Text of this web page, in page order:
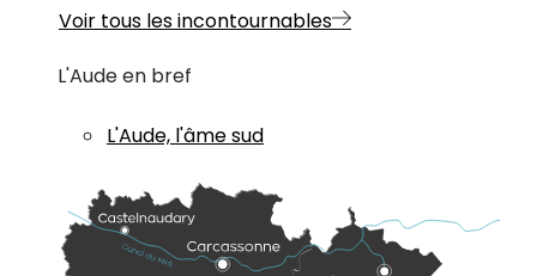
Voir tous les incontournables
L'Aude en bref
L'Aude, l'âme sud